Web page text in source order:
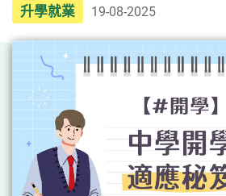
升學就業 19-08-2025